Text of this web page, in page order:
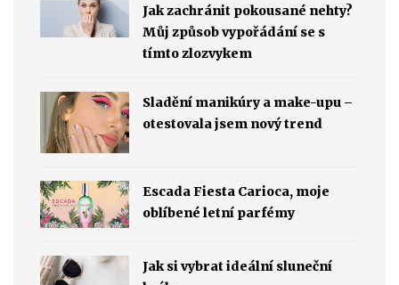
Jak zachránit pokousané nehty?
Můj způsob vypořádání se s
tímto zlozvykem
Sladění manikúry a make-upu –
otestovala jsem nový trend
Escada Fiesta Carioca, moje
oblíbené letní parfémy
Jak si vybrat ideální sluneční